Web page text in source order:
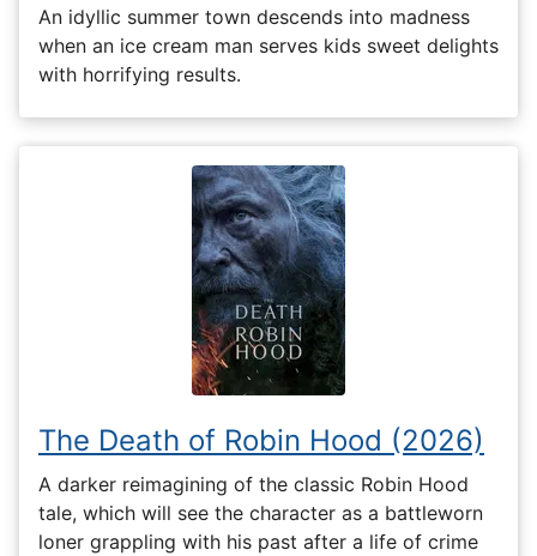
An idyllic summer town descends into madness
when an ice cream man serves kids sweet delights
with horrifying results.
The Death of Robin Hood (2026)
A darker reimagining of the classic Robin Hood
tale, which will see the character as a battleworn
loner grappling with his past after a life of crime